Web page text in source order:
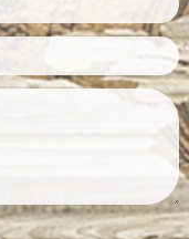
phù điêu hiện nay
Tìm Hiểu Về Kỹ
ngưỡng những bức
tượng đồng...